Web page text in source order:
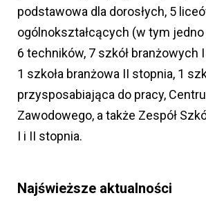
podstawowa dla dorosłych, 5
ogólnokształcących (w tym jedno
6 techników, 7 szkół branżowych
1 szkoła branżowa II stopnia, 1
przysposabiająca do pracy,
Zawodowego, a także Zespół
I i II stopnia.
Najświeższe aktualności